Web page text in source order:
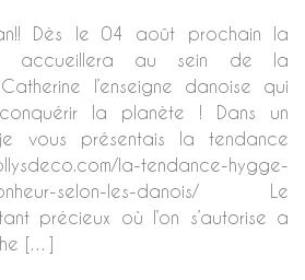
Dès le 04 août prochain la
accueillera au sein de la
l’enseigne danoise qui
la planète ! Dans un
vous présentais la tendance
la-tendance-hygge-
selon-les-danois/ Le
précieux où l’on s’autorise a
[…]